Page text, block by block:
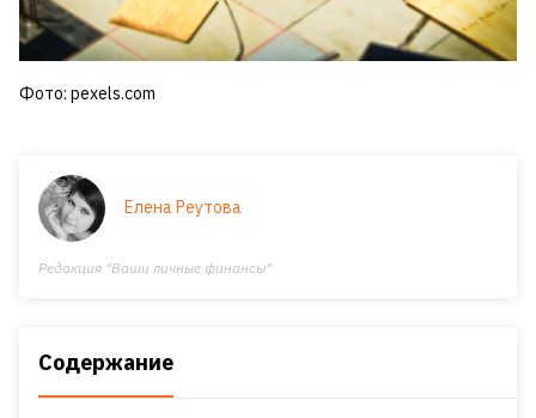
Фото: pexels.com
Елена Реутова
Редакция "Ваши личные финансы"
Содержание